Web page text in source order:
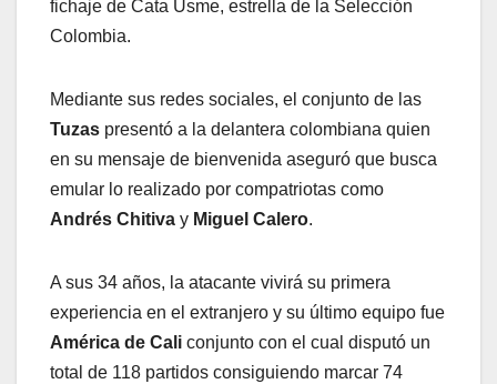
fichaje de Cata Usme, estrella de la Selección
Colombia.
Mediante sus redes sociales, el conjunto de las
Tuzas presentó a la delantera colombiana quien
en su mensaje de bienvenida aseguró que busca
emular lo realizado por compatriotas como
Andrés Chitiva y Miguel Calero.
A sus 34 años, la atacante vivirá su primera
experiencia en el extranjero y su último equipo fue
América de Cali conjunto con el cual disputó un
total de 118 partidos consiguiendo marcar 74